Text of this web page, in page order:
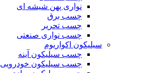
نواری پهن شیشه ای
چسب برق
چسب تحریر
چسب نواری صنعتی
سیلیکون اکواریوم
چسب سیلیکون آینه
چسب سیلیکون خودرویی